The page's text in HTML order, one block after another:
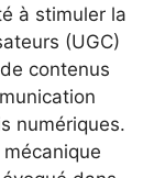
à stimuler la
(UGC)
contenus
numériques.